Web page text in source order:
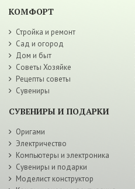
КОМФОРТ
Стройка и ремонт
Сад и огород
Дом и быт
Советы Хозяйке
Рецепты советы
Сувениры
СУВЕНИРЫ И ПОДАРКИ
Оригами
Электричество
Компьютеры и электроника
Сувениры и подарки
Моделист конструктор